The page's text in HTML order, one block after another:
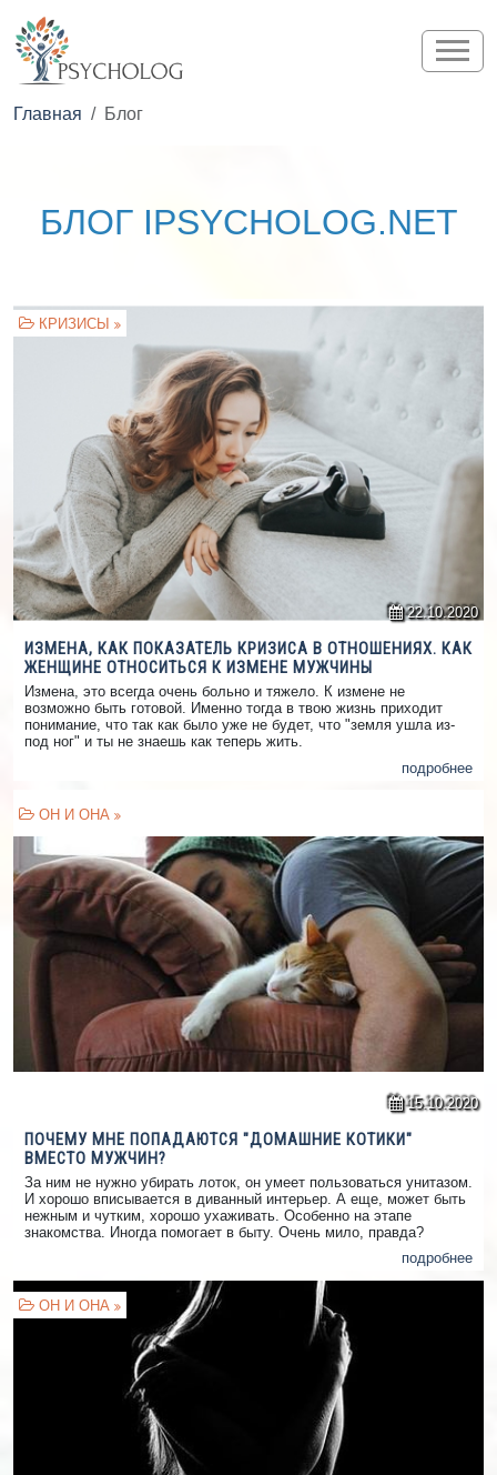
Главная Блог
БЛОГ IPSYCHOLOG.NET
КРИЗИСЫ
22.10.2020
ИЗМЕНА, КАК ПОКАЗАТЕЛЬ КРИЗИСА В ОТНОШЕНИЯХ. КАК
ЖЕНЩИНЕ ОТНОСИТЬСЯ К ИЗМЕНЕ МУЖЧИНЫ
Измена, это всегда очень больно и тяжело. К измене не
возможно быть готовой. Именно тогда в твою жизнь приходит
понимание, что так как было уже не будет, что "земля ушла из-
под ног" и ты не знаешь как теперь жить.
подробнее
ОН И ОНА
15.10.2020
ПОЧЕМУ МНЕ ПОПАДАЮТСЯ "ДОМАШНИЕ КОТИКИ"
ВМЕСТО МУЖЧИН?
За ним не нужно убирать лоток, он умеет пользоваться унитазом.
И хорошо вписывается в диванный интерьер. А еще, может быть
нежным и чутким, хорошо ухаживать. Особенно на этапе
знакомства. Иногда помогает в быту. Очень мило, правда?
подробнее
ОН И ОНА